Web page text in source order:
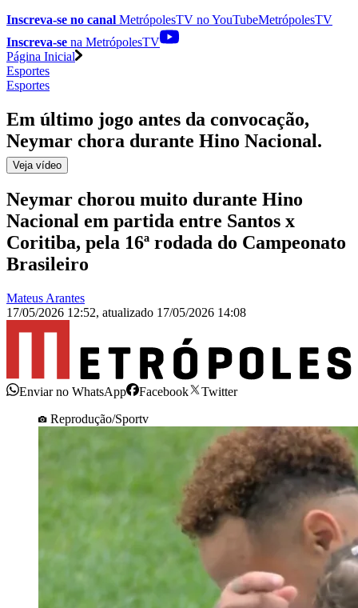
Inscreva-se no canal MetrópolesTV noYouTubeMetrópolesTV
Inscreva-se na MetrópolesTV
Página Inicial
Esportes
Esportes
Em último jogo antes da convocação,
Neymar chora durante Hino Nacional.
Veja vídeo
Neymar chorou muito durante Hino
Nacional em partida entre Santos x
Coritiba, pela 16ª rodada do Campeonato
Brasileiro
Mateus Arantes
17/05/2026 12:52, atualizado 17/05/2026 14:08
Enviar no WhatsApp Facebook
Twitter
Reprodução/Sportv